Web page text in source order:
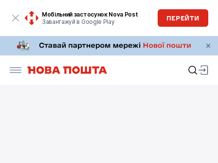
Мобільний застосунок Nova Post
Завантажуй в Google Play
ПЕРЕЙТИ